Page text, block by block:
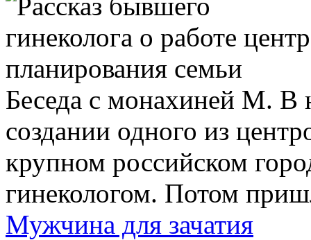
Беседа с монахиней М. В
создании одного из
крупном российском
гинекологом. Потом
Мужчина для зачатия